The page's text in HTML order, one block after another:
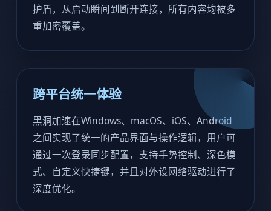
护盾，从启动瞬间到断开连接，所有内容均被多
重加密覆盖。
跨平台统一体验
黑洞加速在Windows、macOS、iOS、Android
之间实现了统一的产品界面与操作逻辑，用户可
通过一次登录同步配置，支持手势控制、深色模
式、自定义快捷键，并且对外设网络驱动进行了
深度优化。